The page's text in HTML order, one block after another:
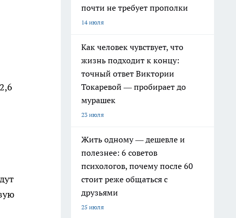
почти не требует прополки
14 июля
Как человек чувствует, что
жизнь подходит к концу:
точный ответ Виктории
Токаревой — пробирает до
мурашек
23 июля
Жить одному — дешевле и
полезнее: 6 советов
психологов, почему после 60
стоит реже общаться с
друзьями
25 июля